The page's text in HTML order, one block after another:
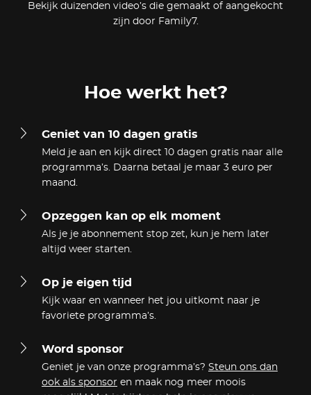
Bekijk duizenden video’s die gemaakt of aangekocht
zijn door Family7.
Hoe werkt het?
Geniet van 10 dagen gratis
Meld je aan en kijk direct 10 dagen gratis naar alle
programma’s. Daarna betaal je maar 3 euro per
maand.
Opzeggen kan op elk moment
Als je je abonnement stop zet, kun je hem later
altijd weer starten.
Op je eigen tijd
Kijk waar en wanneer het jou uitkomt naar je
favoriete programma’s.
Word sponsor
Geniet je van onze programma’s? Steun ons dan
ook als sponsor en maak nog meer moois